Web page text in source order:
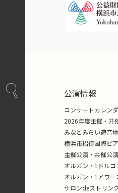
公演情報
コンサートカレン
2026年度主催・共
みなとみらい遊音地
横浜市招待国際ピ
主催公演・共催公
オルガン・1ドルコ
オルガン・1アワー
サロンdeストリン